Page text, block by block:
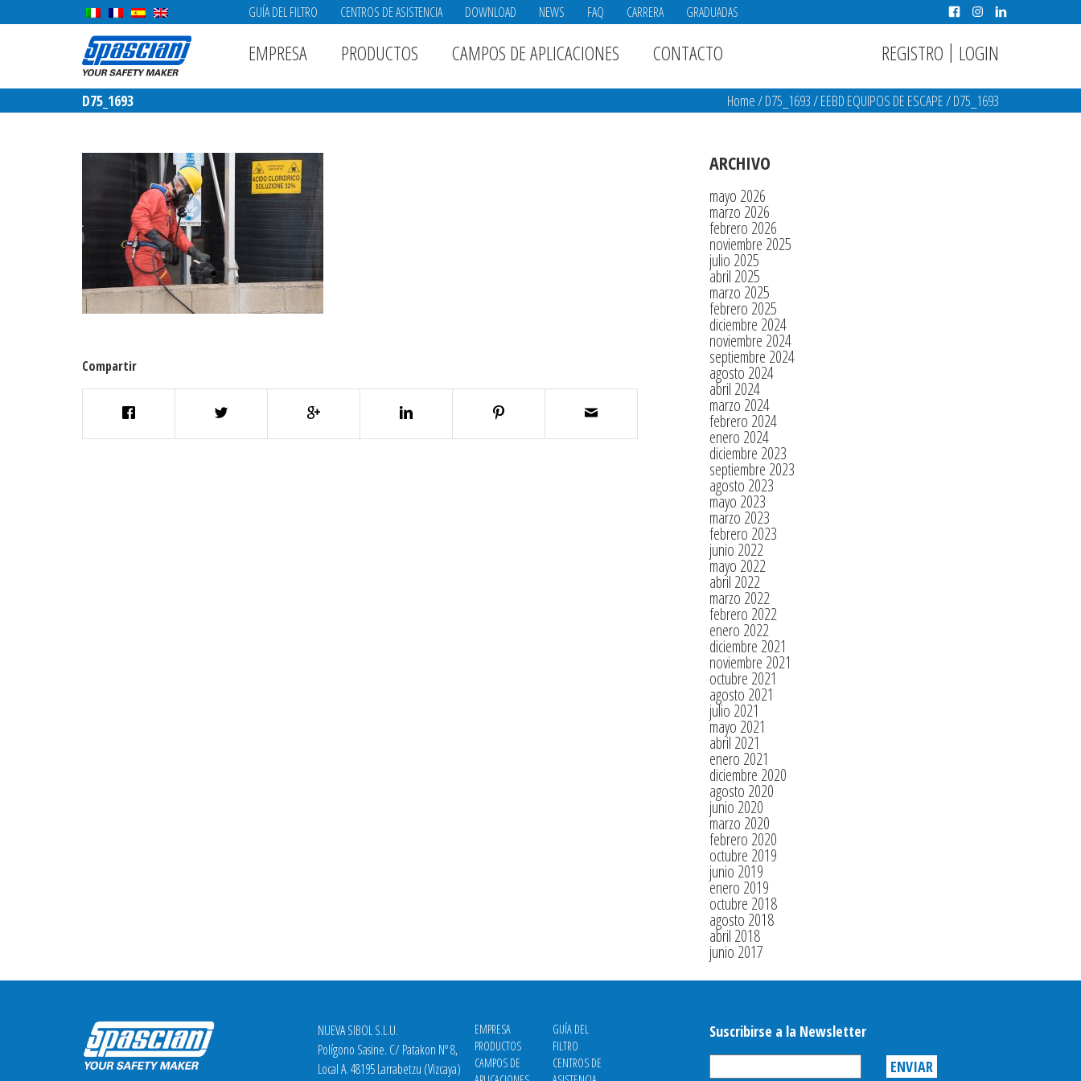
GUÍA DEL FILTRO CENTROS DE ASISTENCIA DOWNLOAD NEWS FAQ CARRERA GRADUADAS
EMPRESA PRODUCTOS CAMPOS DE APLICACIONES CONTACTO REGISTRO | LOGIN
D75_1693 Home/D75_1693/EEBD EQUIPOS DE ESCAPE/D75_1693
Compartir
ARCHIVO
mayo 2026
marzo 2026
febrero 2026
noviembre 2025
julio 2025
abril 2025
marzo 2025
febrero 2025
diciembre 2024
noviembre 2024
septiembre 2024
agosto 2024
abril 2024
marzo 2024
febrero 2024
enero 2024
diciembre 2023
septiembre 2023
agosto 2023
mayo 2023
marzo 2023
febrero 2023
junio 2022
mayo 2022
abril 2022
marzo 2022
febrero 2022
enero 2022
diciembre 2021
noviembre 2021
octubre 2021
agosto 2021
julio 2021
mayo 2021
abril 2021
enero 2021
diciembre 2020
agosto 2020
junio 2020
marzo 2020
febrero 2020
octubre 2019
junio 2019
enero 2019
octubre 2018
agosto 2018
abril 2018
junio 2017
NUEVA SIBOL S.L.U.
Polígono Sasine. C/ Patakon Nº 8,
Local A. 48195 Larrabetzu (Vizcaya)
EMPRESA
PRODUCTOS
CAMPOS DE
GUÍA DEL
FILTRO
CENTROS DE
Suscribirse a la Newsletter